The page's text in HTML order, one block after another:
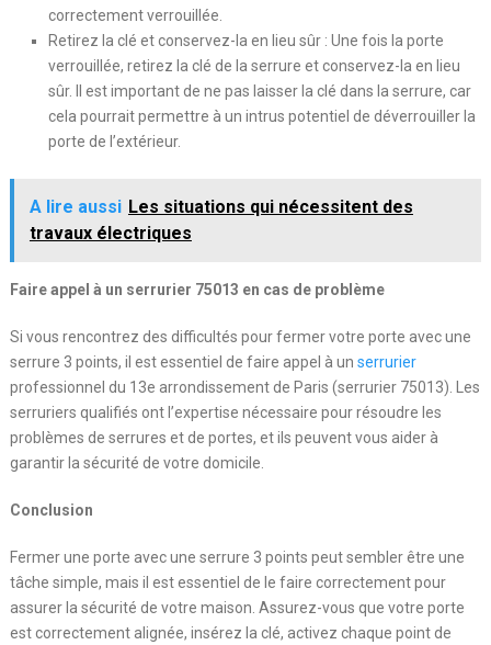
correctement verrouillée.
Retirez la clé et conservez-la en lieu sûr : Une fois la porte
verrouillée, retirez la clé de la serrure et conservez-la en lieu
sûr. Il est important de ne pas laisser la clé dans la serrure, car
cela pourrait permettre à un intrus potentiel de déverrouiller la
porte de l’extérieur.
A lire aussi Les situations qui nécessitent des
travaux électriques
Faire appel à un serrurier 75013 en cas de problème
Si vous rencontrez des difficultés pour fermer votre porte avec une
serrure 3 points, il est essentiel de faire appel à un serrurier
professionnel du 13e arrondissement de Paris (serrurier 75013). Les
serruriers qualifiés ont l’expertise nécessaire pour résoudre les
problèmes de serrures et de portes, et ils peuvent vous aider à
garantir la sécurité de votre domicile.
Conclusion
Fermer une porte avec une serrure 3 points peut sembler être une
tâche simple, mais il est essentiel de le faire correctement pour
assurer la sécurité de votre maison. Assurez-vous que votre porte
est correctement alignée, insérez la clé, activez chaque point de